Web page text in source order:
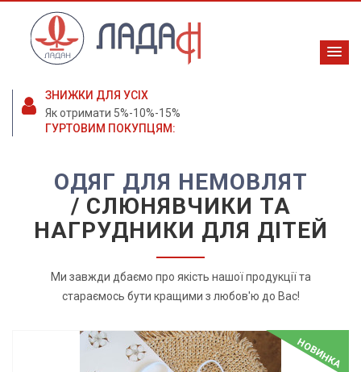
ЗНИЖКИ ДЛЯ УСІХ
Як отримати 5%-10%-15%
ГУРТОВИМ ПОКУПЦЯМ:
ОДЯГ ДЛЯ НЕМОВЛЯТ
/ СЛЮНЯВЧИКИ ТА
НАГРУДНИКИ ДЛЯ ДІТЕЙ
Ми завжди дбаємо про якість нашої продукції та
стараємось бути кращими з любов'ю до Вас!
НОВИНКА